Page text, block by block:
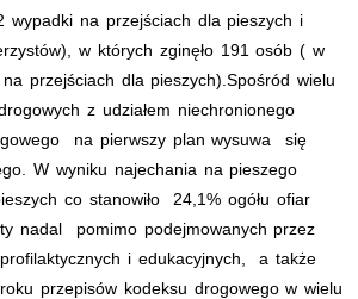
wypadki na przejściach dla pieszych i
w których zginęło 191 osób ( w
przejściach dla pieszych).Spośród wielu
z udziałem niechronionego
na pierwszy plan wysuwa się
W wyniku najechania na pieszego
co stanowiło 24,1% ogółu ofiar
nadal pomimo podejmowanych przez
i edukacyjnych, a także
przepisów kodeksu drogowego w wielu